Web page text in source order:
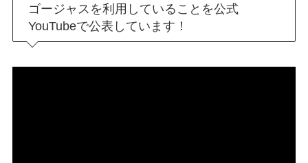
ゴージャスを利用していることを公式
YouTubeで公表しています！